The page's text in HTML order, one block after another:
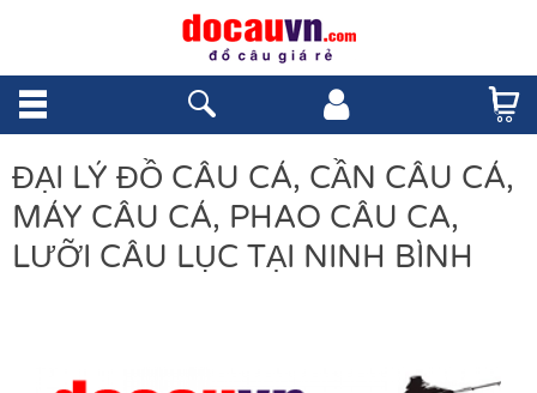
ĐẠI LÝ ĐỒ CÂU CÁ, CẦN CÂU CÁ,
MÁY CÂU CÁ, PHAO CÂU CA,
LƯỠI CÂU LỤC TẠI NINH BÌNH